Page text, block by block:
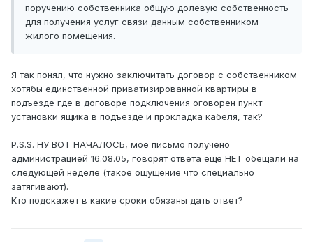
поручению собственника общую долевую собственность
для получения услуг связи данным собственником
жилого помещения.
Я так понял, что нужно заключитать договор с собственником
хотябы единственной приватизированной квартиры в
подъезде где в договоре подключения оговорен пункт
установки ящика в подъезде и прокладка кабеля, так?
P.S.S. НУ ВОТ НАЧАЛОСЬ, мое письмо получено
администрацией 16.08.05, говорят ответа еще НЕТ обещали на
следующей неделе (такое ощущение что специально
затягивают).
Кто подскажет в какие сроки обязаны дать ответ?